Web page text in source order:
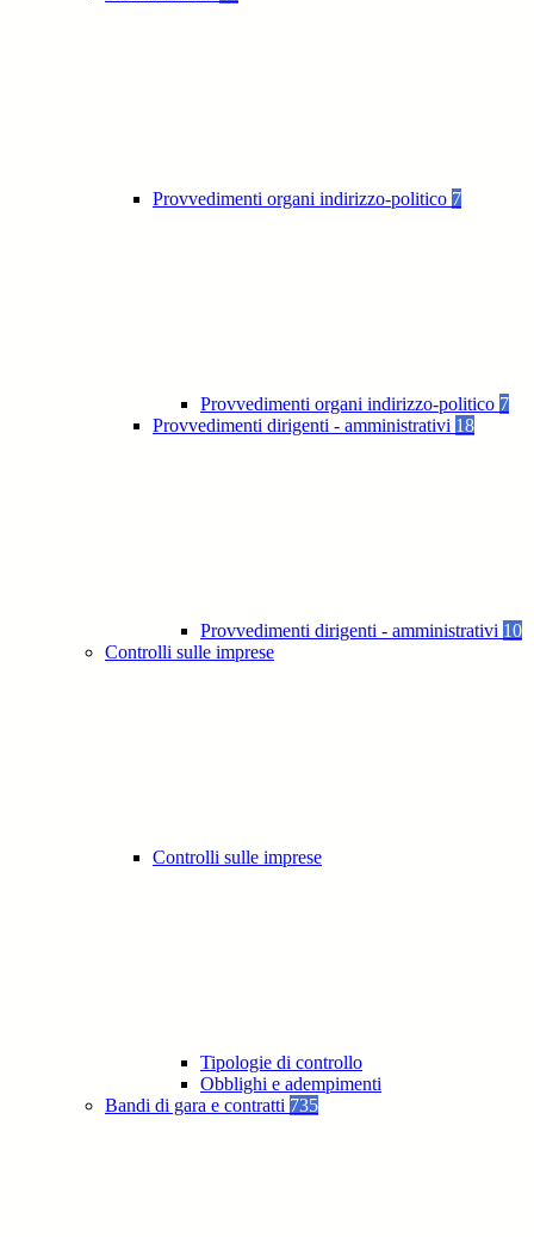
Provvedimenti organi indirizzo-politico 7
Provvedimenti organi indirizzo-politico 7
Provvedimenti dirigenti - amministrativi 18
Provvedimenti dirigenti - amministrativi 10
Controlli sulle imprese
Controlli sulle imprese
Tipologie di controllo
Obblighi e adempimenti
Bandi di gara e contratti 735